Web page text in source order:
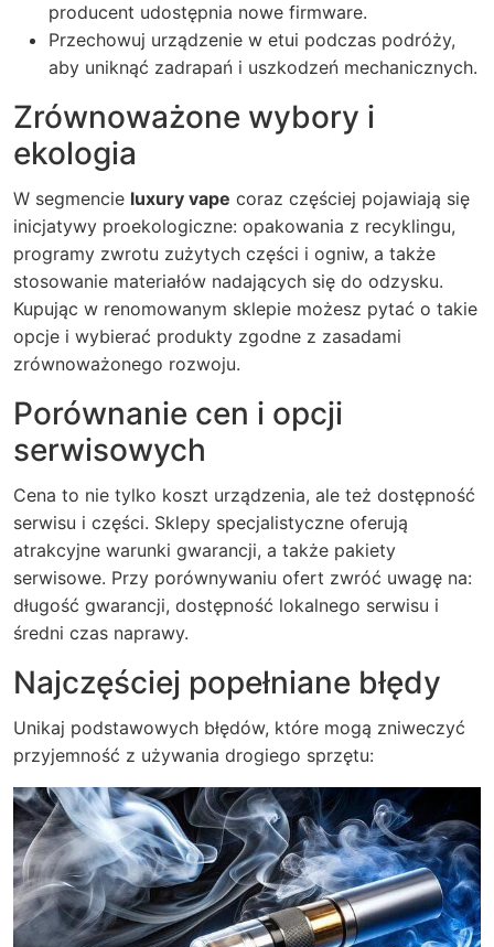
producent udostępnia nowe firmware.
Przechowuj urządzenie w etui podczas podróży,
aby uniknąć zadrapań i uszkodzeń mechanicznych.
Zrównoważone wybory i
ekologia
W segmencie luxury vape coraz częściej pojawiają się
inicjatywy proekologiczne: opakowania z recyklingu,
programy zwrotu zużytych części i ogniw, a także
stosowanie materiałów nadających się do odzysku.
Kupując w renomowanym sklepie możesz pytać o takie
opcje i wybierać produkty zgodne z zasadami
zrównoważonego rozwoju.
Porównanie cen i opcji
serwisowych
Cena to nie tylko koszt urządzenia, ale też dostępność
serwisu i części. Sklepy specjalistyczne oferują
atrakcyjne warunki gwarancji, a także pakiety
serwisowe. Przy porównywaniu ofert zwróć uwagę na:
długość gwarancji, dostępność lokalnego serwisu i
średni czas naprawy.
Najczęściej popełniane błędy
Unikaj podstawowych błędów, które mogą zniweczyć
przyjemność z używania drogiego sprzętu: